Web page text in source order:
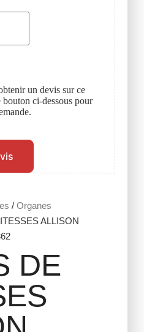
/ Organes
ALLISON
DE
un devis sur ce
ci-dessous pour